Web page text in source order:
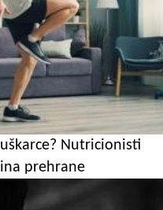
Nutricionisti
prehrane